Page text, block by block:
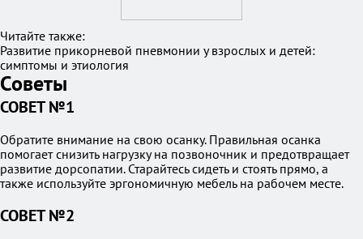
Читайте также:
Развитие прикорневой пневмонии у взрослых и детей:
симптомы и этиология
Советы
СОВЕТ №1
Обратите внимание на свою осанку. Правильная осанка
помогает снизить нагрузку на позвоночник и предотвращает
развитие дорсопатии. Старайтесь сидеть и стоять прямо, а
также используйте эргономичную мебель на рабочем месте.
СОВЕТ №2